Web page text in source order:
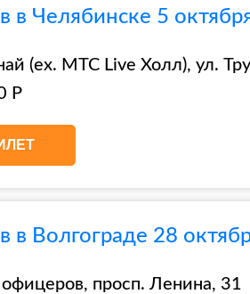
в Челябинске 5
(ex. МТС Live Холл), ул.
Р
в Волгограде 28
просп. Ленина, 31